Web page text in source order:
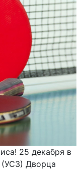
25 декабря в
(УСЗ) Дворца